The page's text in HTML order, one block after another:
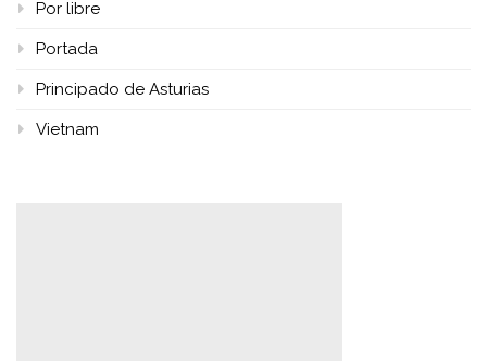
Por libre
Portada
Principado de Asturias
Vietnam